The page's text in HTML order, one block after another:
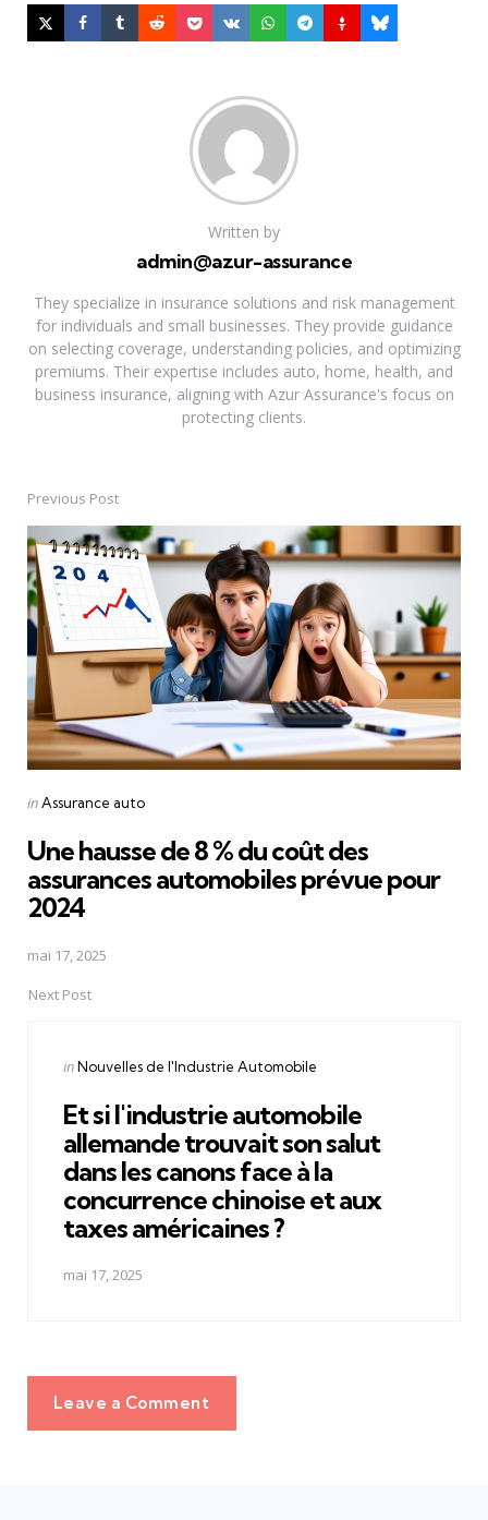
Written by
admin@azur-assurance
They specialize in insurance solutions and risk management
for individuals and small businesses. They provide guidance
on selecting coverage, understanding policies, and optimizing
premiums. Their expertise includes auto, home, health, and
business insurance, aligning with Azur Assurance's focus on
protecting clients.
Post
navigation
Previous Post
Posted
inAssurance auto
Une hausse de 8 % du coût des
assurances automobiles prévue pour
2024
mai 17, 2025
Next Post
Posted
inNouvelles de l'Industrie Automobile
Et si l'industrie automobile
allemande trouvait son salut
dans les canons face à la
concurrence chinoise et aux
taxes américaines ?
mai 17, 2025
Leave a Comment